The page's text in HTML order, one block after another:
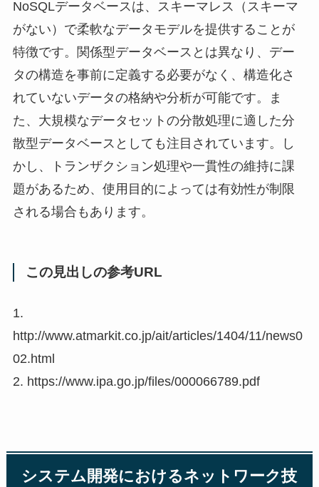
NoSQLデータベースは、スキーマレス（スキーマ
がない）で柔軟なデータモデルを提供することが
特徴です。関係型データベースとは異なり、デー
タの構造を事前に定義する必要がなく、構造化さ
れていないデータの格納や分析が可能です。ま
た、大規模なデータセットの分散処理に適した分
散型データベースとしても注目されています。し
かし、トランザクション処理や一貫性の維持に課
題があるため、使用目的によっては有効性が制限
される場合もあります。
この見出しの参考URL
1.
http://www.atmarkit.co.jp/ait/articles/1404/11/news0
02.html
2. https://www.ipa.go.jp/files/000066789.pdf
システム開発におけるネットワーク技